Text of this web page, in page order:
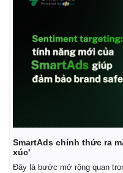
Quan sát
Hồ sơ
SmartAds chính thức ra
xúc'
Đây là bước mở rộng quan